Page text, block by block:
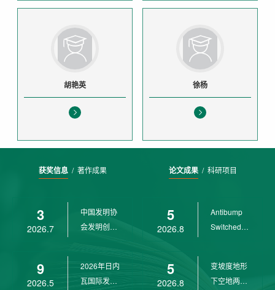
胡艳英 徐杨
获奖信息/ 著作成果
3
2026.7
中国发明协
会发明创业
9
2026.5
2026年日内
瓦国际发明
论文成果/ 科研项目
5
2026.8
Antibump
Switched
wit...
5
2026.8
变坡度地形
下空地两用